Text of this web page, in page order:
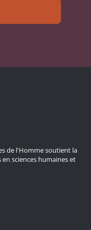
de l'Homme soutient la
sciences humaines et